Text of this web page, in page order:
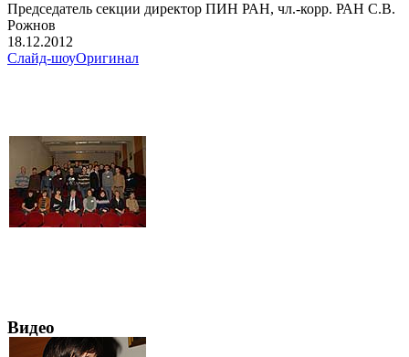
Председатель секции директор ПИН РАН, чл.-корр. РАН С.В.
Рожнов
18.12.2012
Слайд-шоуОригинал
Видео